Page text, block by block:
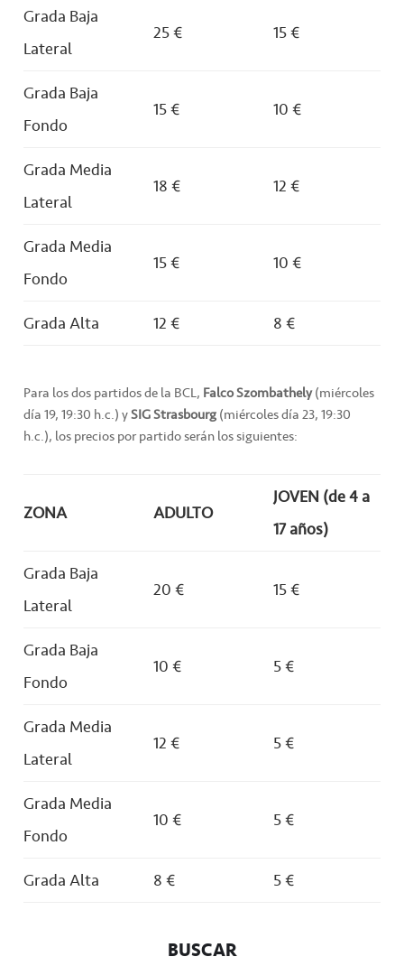
Grada Baja
Lateral
25 € 15 €
Grada Baja
Fondo
15 € 10 €
Grada Media
Lateral
18 € 12 €
Grada Media
Fondo
15 € 10 €
Grada Alta 12 € 8 €
Para los dos partidos de la BCL, Falco Szombathely(miércoles
día 19, 19:30 h.c.) ySIG Strasbourg(miércoles día 23, 19:30
h.c.), los precios por partido serán los siguientes:
ZONA ADULTO
JOVEN (de 4 a
17 años)
Grada Baja
Lateral
20 € 15 €
Grada Baja
Fondo
10 € 5 €
Grada Media
Lateral
12 € 5 €
Grada Media
Fondo
10 € 5 €
Grada Alta 8 € 5 €
BUSCAR